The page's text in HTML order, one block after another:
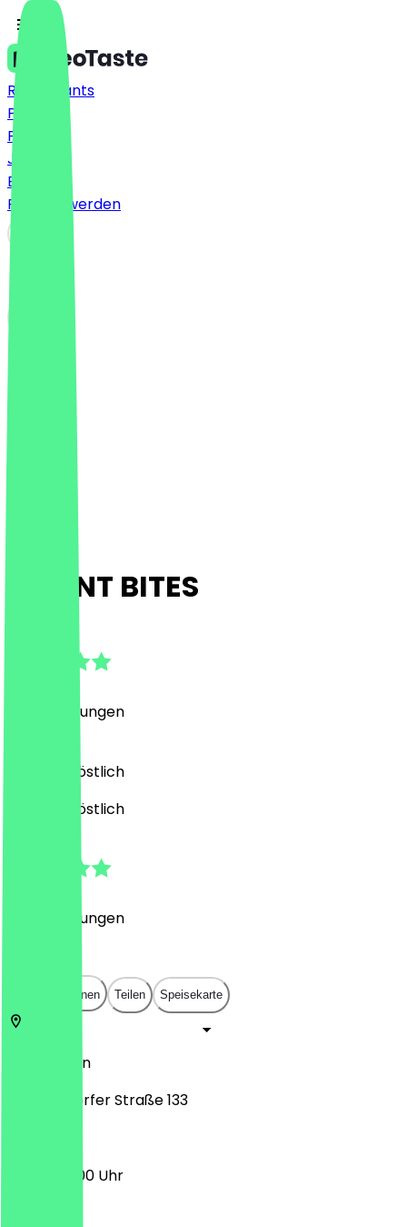
Restaurants
Preise
FAQ
Jobs
Blog
Partner werden
ORIENT BITES
Bewertungen
Halal, Nahöstlich
Halal, Nahöstlich
Bewertungen
In App öffnen Teilen Speisekarte
Berlin
Wilmersdorfer Straße 133
10:00 - 23:00 Uhr